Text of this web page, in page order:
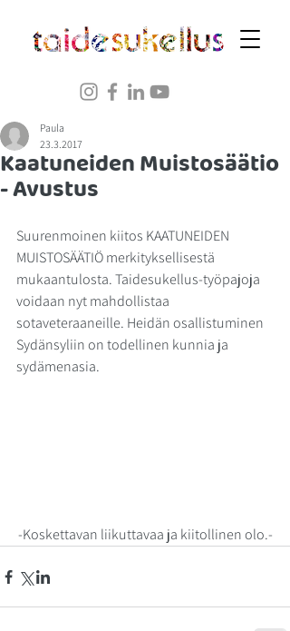
Kaatuneiden Muistosäätio
- Avustus
Paula
23.3.2017
Suurenmoinen kiitos KAATUNEIDEN
MUISTOSÄÄTIÖ merkityksellisestä
mukaantulosta. Taidesukellus-työpajoja
voidaan nyt mahdollistaa
sotaveteraaneille. Heidän osallistuminen
Sydänsyliin on todellinen kunnia ja
sydämenasia.
-Koskettavan liikuttavaa ja kiitollinen olo.-